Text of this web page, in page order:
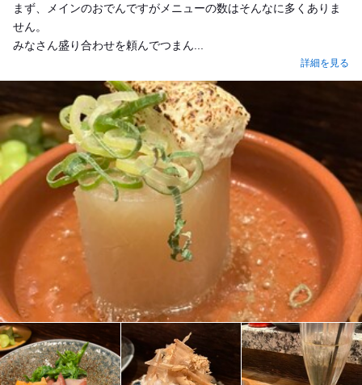
まず、メインのおでんですがメニューの数はそんなに多くありま
せん。
みなさん盛り合わせを頼んでつまん...
詳細を見る